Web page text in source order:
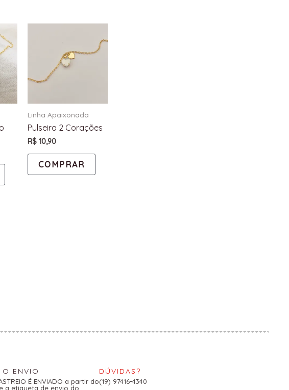
Linha Apaixonada
Pulseira 2 Corações
R$ 10,90
COMPRAR
O ENVIO
É ENVIADO a partir do
a etiqueta de envio do
DÚVIDAS?
(19) 97416-4340